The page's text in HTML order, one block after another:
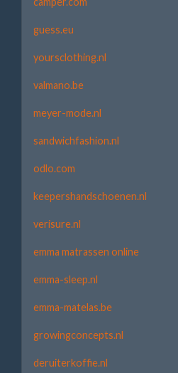
guess.eu
yoursclothing.nl
valmano.be
meyer-mode.nl
sandwichfashion.nl
odlo.com
keepershandschoenen.nl
verisure.nl
emma matrassen online
emma-sleep.nl
emma-matelas.be
growingconcepts.nl
deruiterkoffie.nl